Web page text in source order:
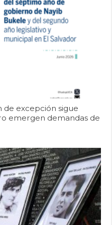
de excepción sigue
emergen demandas de